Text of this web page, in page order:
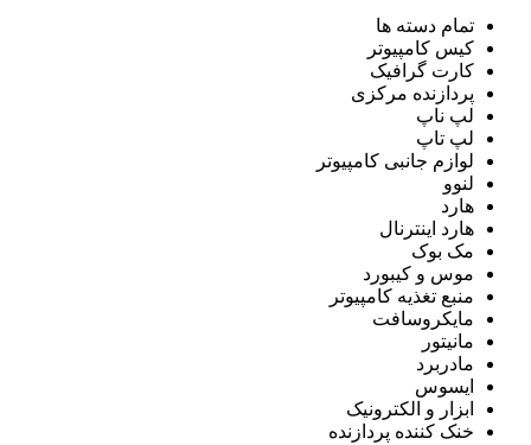
تمام دسته ها
کیس کامپیوتر
کارت گرافیک
پردازنده مرکزی
لپ ناپ
لپ تاپ
لوازم جانبی کامپیوتر
لنوو
هارد
هارد اینترنال
مک بوک
موس و کیبورد
منبع تغذیه کامپیوتر
مایکروسافت
مانیتور
مادربرد
ایسوس
ابزار و الکترونیک
خنک کننده پردازنده